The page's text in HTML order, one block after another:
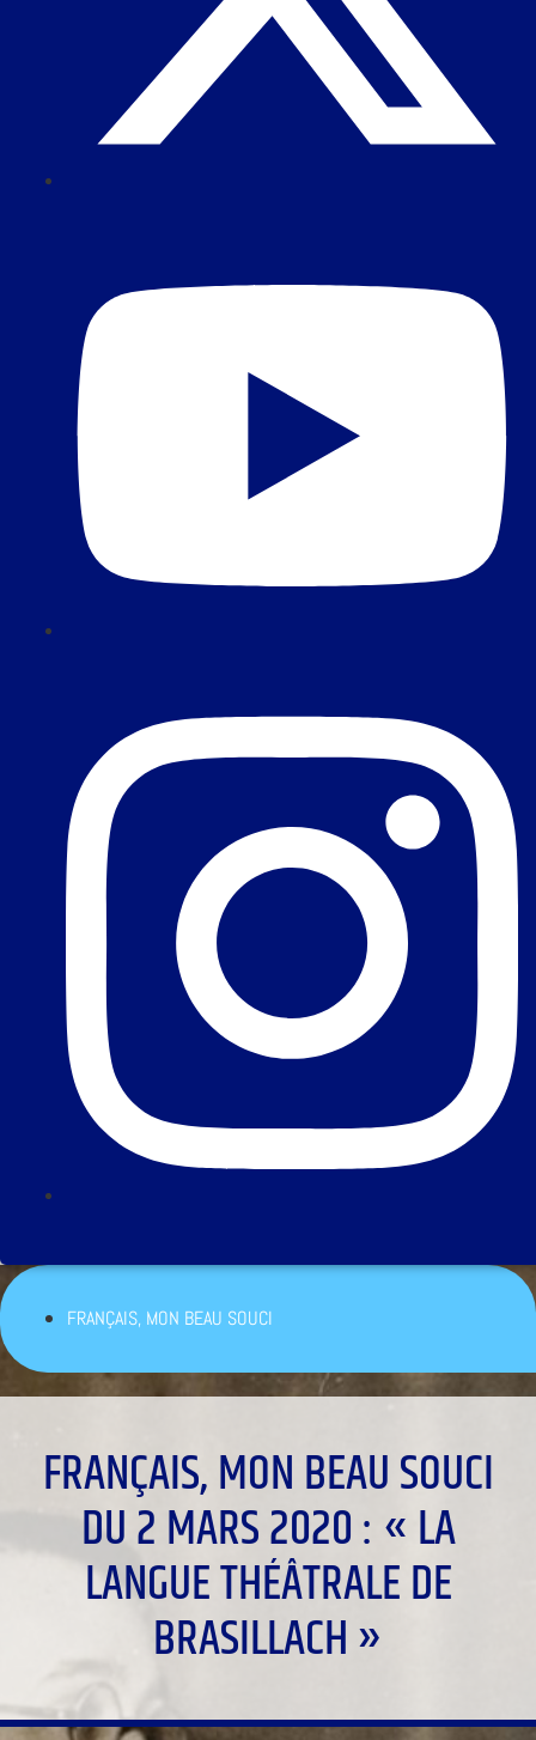
FRANÇAIS, MON BEAU SOUCI
FRANÇAIS, MON BEAU SOUCI
DU 2 MARS 2020 : « LA
LANGUE THÉÂTRALE DE
BRASILLACH »